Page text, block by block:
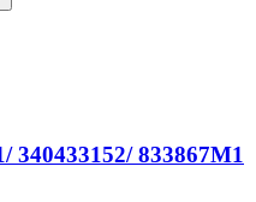
340433152/ 833867M1